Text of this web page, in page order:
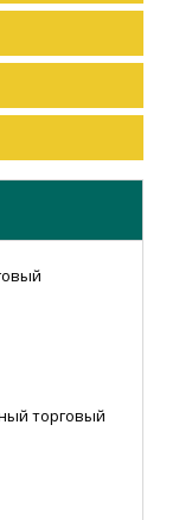
торговый